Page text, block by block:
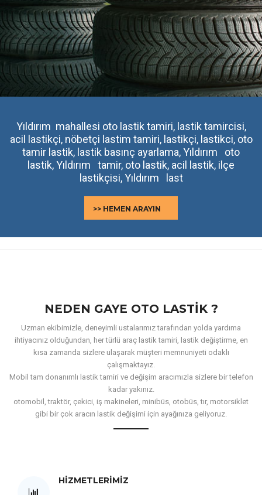
Yıldırım mahallesi oto lastik tamiri, lastik tamircisi,
acil lastikçi, nöbetçi lastim tamiri, lastikçi, lastikci, oto
tamir lastik, lastik basınç ayarlama, Yıldırım oto
lastik, Yıldırım tamir, oto lastik, acil lastik, ilçe
lastikçisi, Yıldırım last
>> HEMEN ARAYIN
NEDEN GAYE OTO LASTIK ?
Uzman ekibimizle, deneyimli ustalarımız tarafından yolda yardıma
ihtiyacınız olduğundan, her türlü araç lastik tamiri, lastik değiştirme, en
kısa zamanda sizlere ulaşarak müşteri memnuniyeti odaklı
çalışmaktayız.
Mobil tam donanımlı lastik tamiri ve değişim aracımızla sizlere bir telefon
kadar yakınız.
otomobil, traktör, çekici, iş makineleri, minibüs, otobüs, tır, motorsiklet
gibi bir çok aracın lastik değişimi için ayağınıza geliyoruz.
HIZMETLERIMIZ